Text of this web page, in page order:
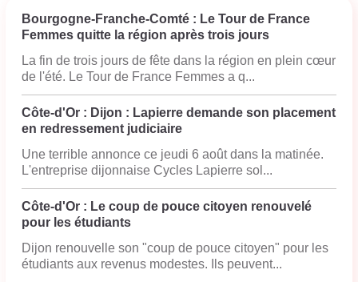
Bourgogne-Franche-Comté : Le Tour de France
Femmes quitte la région après trois jours
La fin de trois jours de fête dans la région en plein cœur
de l'été. Le Tour de France Femmes a q...
Côte-d'Or : Dijon : Lapierre demande son placement
en redressement judiciaire
Une terrible annonce ce jeudi 6 août dans la matinée.
L'entreprise dijonnaise Cycles Lapierre sol...
Côte-d'Or : Le coup de pouce citoyen renouvelé
pour les étudiants
Dijon renouvelle son "coup de pouce citoyen" pour les
étudiants aux revenus modestes. Ils peuvent...